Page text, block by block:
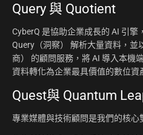
Query 與 Quotient
CyberQ 是協助企業成長的 AI 引
Query（洞察） 解析大量資料，並
商） 的顧問服務，將 AI 導入本機
資料轉化為企業最具價值的數位資
Quest與 Quantum
專業媒體與技術顧問是我們的核心